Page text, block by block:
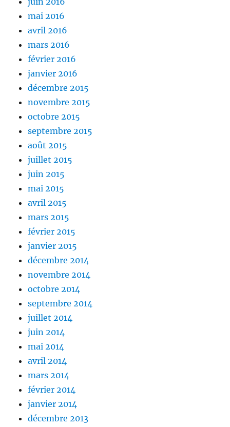
mai 2016
avril 2016
mars 2016
février 2016
janvier 2016
décembre 2015
novembre 2015
octobre 2015
septembre 2015
août 2015
juillet 2015
juin 2015
mai 2015
avril 2015
mars 2015
février 2015
janvier 2015
décembre 2014
novembre 2014
octobre 2014
septembre 2014
juillet 2014
juin 2014
mai 2014
avril 2014
mars 2014
février 2014
janvier 2014
décembre 2013